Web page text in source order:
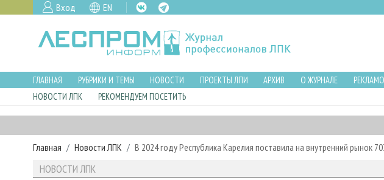
Вход EN
ГЛАВНАЯ РУБРИКИ И ТЕМЫ НОВОСТИ ПРОЕКТЫ ЛПИ АРХИВ О ЖУРНАЛЕ
НОВОСТИ ЛПК
РЕКОМЕНДУЕМ ПОСЕТИТЬ
Главная Новости ЛПК В 2024 году Республика Карелия поставила на внутренний рынок
НОВОСТИ ЛПК